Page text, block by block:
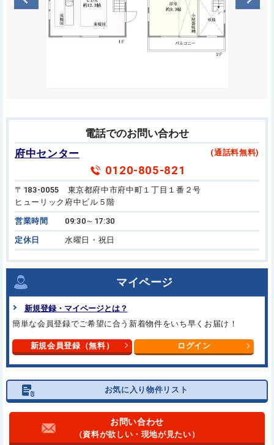
電話でのお問い合わせ
府中センター
(通話料無料)
0120-805-821
〒183-0055 東京都府中市府中町１丁目１番２号
ヒューリック府中ビル５階
営業時間 09:30～17:30
定休日 水曜日・祝日
マイページ
新規登録・マイページとは？
簡単な会員登録でご希望に合う 新着物件をいち早くお届け！
新規会員登録（無料） ログイン
お気に入り物件リスト
お問い合わせ
（資料が欲しい・現地が見たい）